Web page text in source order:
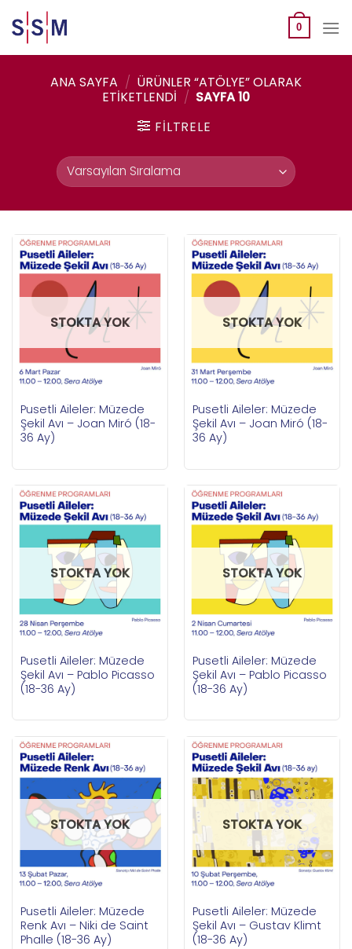
to
content
0
ANA SAYFA / ÜRÜNLER “ATÖLYE” OLARAK
ETIKETLENDI / SAYFA 10
FILTRELE
STOKTA YOK
Pusetli Aileler: Müzede
Şekil Avı – Joan Miró (18-
36 Ay)
STOKTA YOK
Pusetli Aileler: Müzede
Şekil Avı – Joan Miró (18-
36 Ay)
STOKTA YOK
Pusetli Aileler: Müzede
Şekil Avı – Pablo Picasso
(18-36 Ay)
STOKTA YOK
Pusetli Aileler: Müzede
Şekil Avı – Pablo Picasso
(18-36 Ay)
STOKTA YOK
Pusetli Aileler: Müzede
Renk Avı – Niki de Saint
Phalle (18-36 Ay)
STOKTA YOK
Pusetli Aileler: Müzede
Şekil Avı – Gustav Klimt
(18-36 Ay)